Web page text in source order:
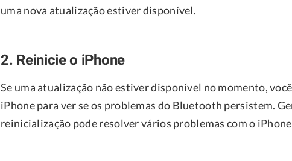
uma nova atualização estiver disponível.
2. Reinicie o iPhone
Se uma atualização não estiver disponível no momento,
iPhone para ver se os problemas do Bluetooth persistem.
reinicialização pode resolver vários problemas com o